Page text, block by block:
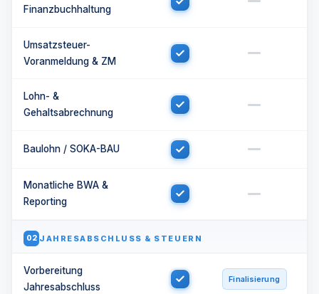
Finanzbuchhaltung
Umsatzsteuer-
Voranmeldung & ZM
Lohn- &
Gehaltsabrechnung
Baulohn / SOKA-BAU
Monatliche BWA &
Reporting
02 JAHRESABSCHLUSS & STEUERN
Vorbereitung
Jahresabschluss
Finalisierung